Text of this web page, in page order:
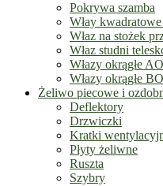
Pokrywa szamba
Włay
Właz na stożek
Właz studni
Włazy okrągłe
Włazy okrągłe
Żeliwo piecowe i
Deflektory
Drzwiczki
Kratki
Płyty żeliwne
Ruszta
Szybry